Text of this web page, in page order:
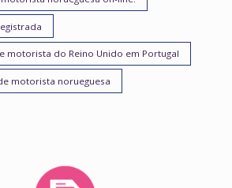
motorista do Reino Unido em Portugal
motorista norueguesa